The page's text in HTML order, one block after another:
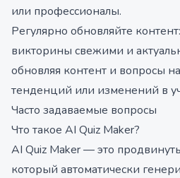
или профессионалы.
Регулярно обновляйте
викторины свежими и
обновляя контент и вопросы
тенденций или изменений в
Часто задаваемые вопросы
Что такое AI Quiz Maker?
AI Quiz Maker — это
который автоматически